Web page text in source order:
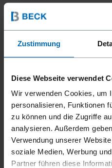
Zustimmung
Diese Webseite verwendet
Wir verwenden Cookies, um
personalisieren, Funktionen
zu können und die Zugriffe
analysieren. Außerdem
Verwendung unserer
soziale Medien, Werbung
Partner führen diese
LAND
PLZ
IHRE NACHRICHT